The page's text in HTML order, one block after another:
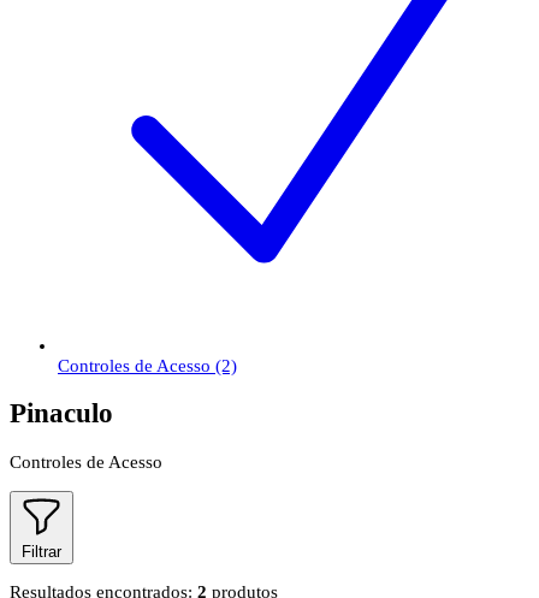
Controles de Acesso (2)
Pinaculo
Controles de Acesso
Filtrar
Resultados encontrados: 2 produtos